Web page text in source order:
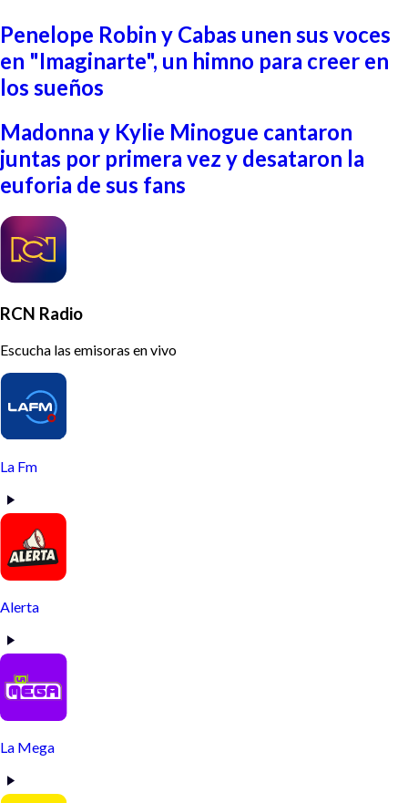
Penelope Robin y Cabas unen sus voces
en "Imaginarte", un himno para creer en
los sueños
Madonna y Kylie Minogue cantaron
juntas por primera vez y desataron la
euforia de sus fans
RCN Radio
Escucha las emisoras en vivo
La Fm
Alerta
La Mega